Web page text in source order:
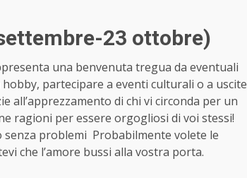
23 ottobre)
una benvenuta tregua da eventuali
partecipare a eventi culturali o a uscite
all’apprezzamento di chi vi circonda per un
ragioni per essere orgogliosi di voi stessi!
senza problemi Probabilmente volete le
che l’amore bussi alla vostra porta.